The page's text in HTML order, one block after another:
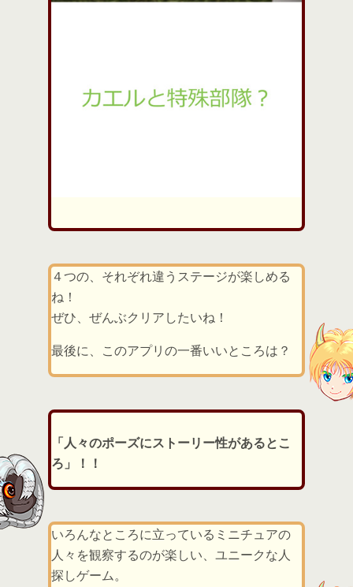
４つの、それぞれ違うステージが楽しめる
ね！
ぜひ、ぜんぶクリアしたいね！
最後に、このアプリの一番いいところは？
「人々のポーズにストーリー性があるとこ
ろ」！！
いろんなところに立っているミニチュアの
人々を観察するのが楽しい、ユニークな人
探しゲーム。